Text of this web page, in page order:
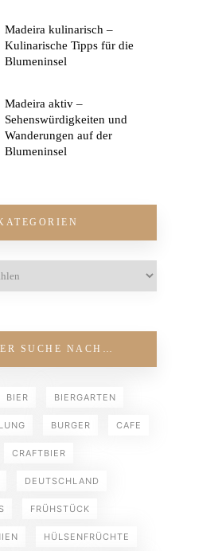
Madeira kulinarisch –
Kulinarische Tipps für die
Blumeninsel
Madeira aktiv –
Sehenswürdigkeiten und
Wanderungen auf der
Blumeninsel
SUCHE NACH…
BIER BIERGARTEN
BURGER CAFE
CRAFTBIER
DEUTSCHLAND
FRÜHSTÜCK
HÜLSENFRÜCHTE